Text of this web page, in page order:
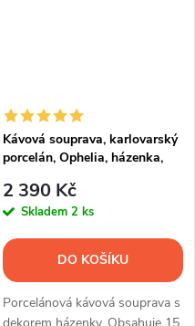
Kávová souprava, karlovarský
porcelán, Ophelia, házenka,
2 390 Kč
Skladem 2 ks
DO KOŠÍKU
Porcelánová kávová souprava s
dekorem házenky. Obsahuje 15